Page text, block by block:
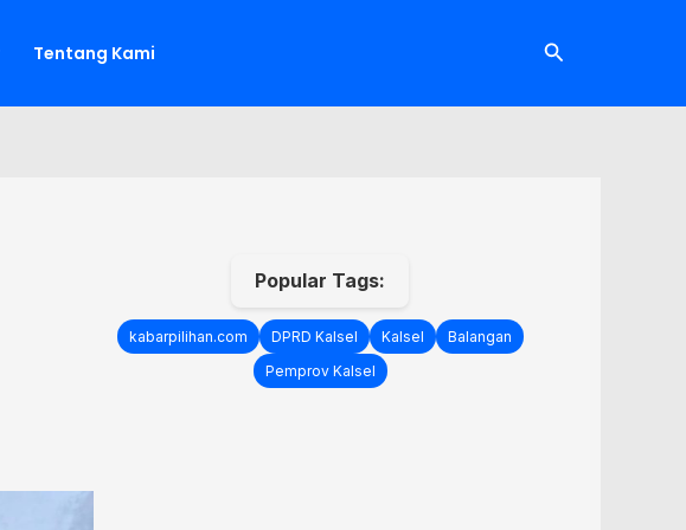
Tentang Kami Cari
Popular Tags:
kabarpilihan.com DPRD Kalsel Kalsel
Balangan
Pemprov Kalsel